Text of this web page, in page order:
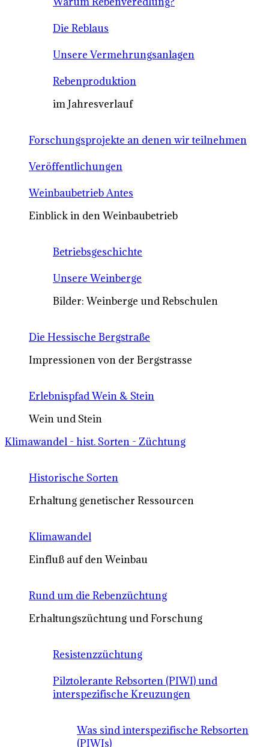
Die Reblaus
Unsere Vermehrungsanlagen
Rebenproduktion
im Jahresverlauf
Forschungsprojekte an denen wir teilnehmen
Veröffentlichungen
Weinbaubetrieb Antes
Einblick in den Weinbaubetrieb
Betriebsgeschichte
Unsere Weinberge
Bilder: Weinberge und Rebschulen
Die Hessische Bergstraße
Impressionen von der Bergstrasse
Erlebnispfad Wein & Stein
Wein und Stein
Klimawandel - hist. Sorten - Züchtung
Historische Sorten
Erhaltung genetischer Ressourcen
Klimawandel
Einfluß auf den Weinbau
Rund um die Rebenzüchtung
Erhaltungszüchtung und Forschung
Resistenzzüchtung
Pilztolerante Rebsorten (PIWI) und
interspezifische Kreuzungen
Was sind interspezifische Rebsorten
(PIWIs)